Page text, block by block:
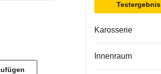
Testergebnis
Karosserie
Innenraum